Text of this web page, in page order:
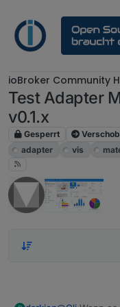
ioBroker Community
Test Adapter
v0.1.x
Gesperrt
adapter
vis